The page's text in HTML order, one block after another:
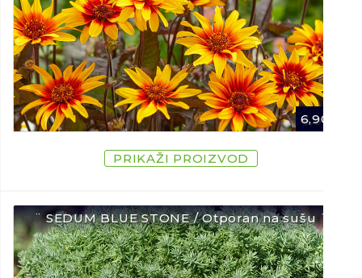
6,90
PRIKAŽI PROIZVOD
¨ SEDUM BLUE STONE / Otporan na sušu ¨